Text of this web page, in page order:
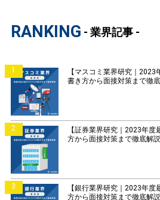
RANKING - 業界記事 -
1
【マスコミ業界研究｜2023
書き方から面接対策まで徹底
2
【証券業界研究｜2023年度
方から面接対策まで徹底解説
3
【銀行業界研究｜2023年度
方から面接対策まで徹底解説